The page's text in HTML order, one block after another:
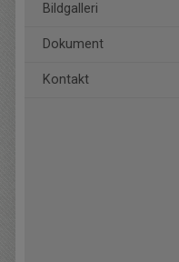
Bildgalleri
Dokument
Kontakt